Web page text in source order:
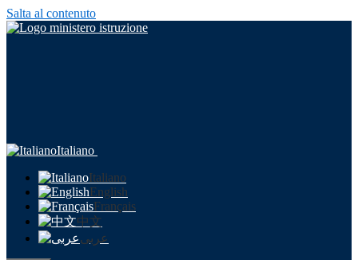
Salta al contenuto
Italiano
Italiano
English
Français
中文
عربى